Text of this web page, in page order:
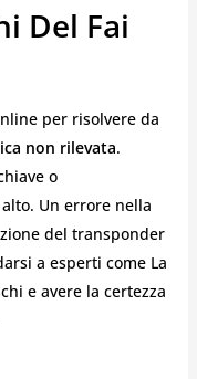
Del Fai
per risolvere da
non rilevata.
o
Un errore nella
del transponder
a esperti come La
e avere la certezza